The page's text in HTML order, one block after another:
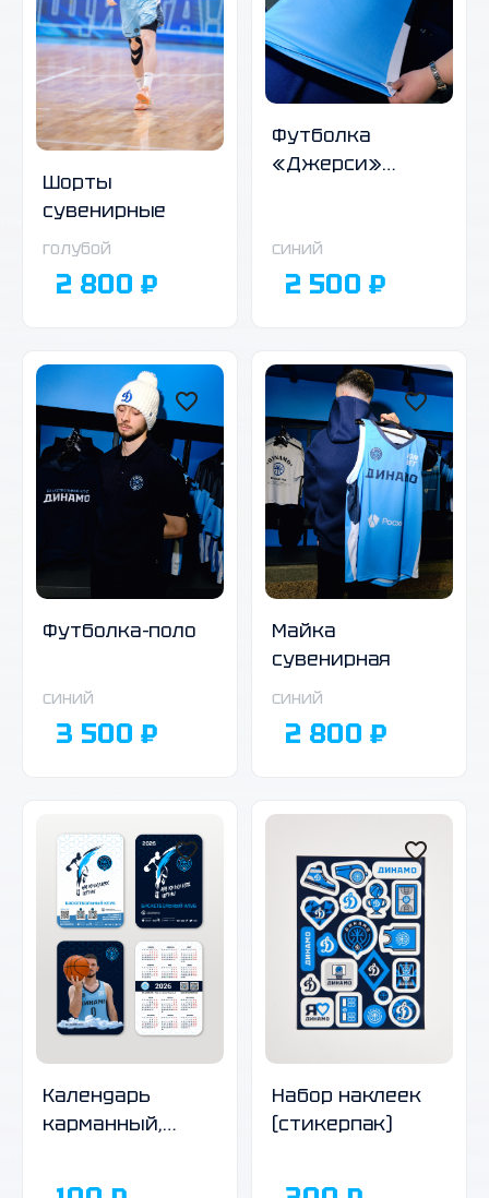
Шорты
сувенирные
голубой
2 800 ₽
Футболка
«Джерси»
синий
2 500 ₽
Футболка-поло
синий
3 500 ₽
Майка
сувенирная
синий
2 800 ₽
Календарь
карманный,
Набор наклеек
(стикерпак)